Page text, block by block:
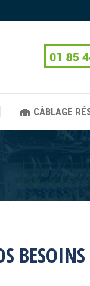
CÂBLAGE
CÂBLAGE